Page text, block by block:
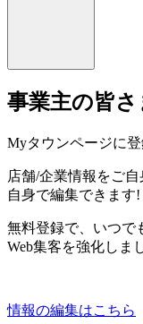
事業主の皆さ
Myタウンページに登
店舗/企業情報をご
自身で編集できます!
無料登録で、いつで
Web集客を強化しま
情報の編集はこちら